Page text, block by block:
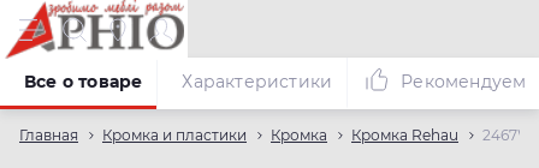
Главная Кромка и пластики Кромка Кромка Rehau 2467W
Все о товаре Характеристики Рекомендуем